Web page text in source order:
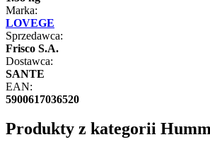
Marka:
LOVEGE
Sprzedawca:
Frisco S.A.
Dostawca:
SANTE
EAN:
5900617036520
Produkty z kategorii